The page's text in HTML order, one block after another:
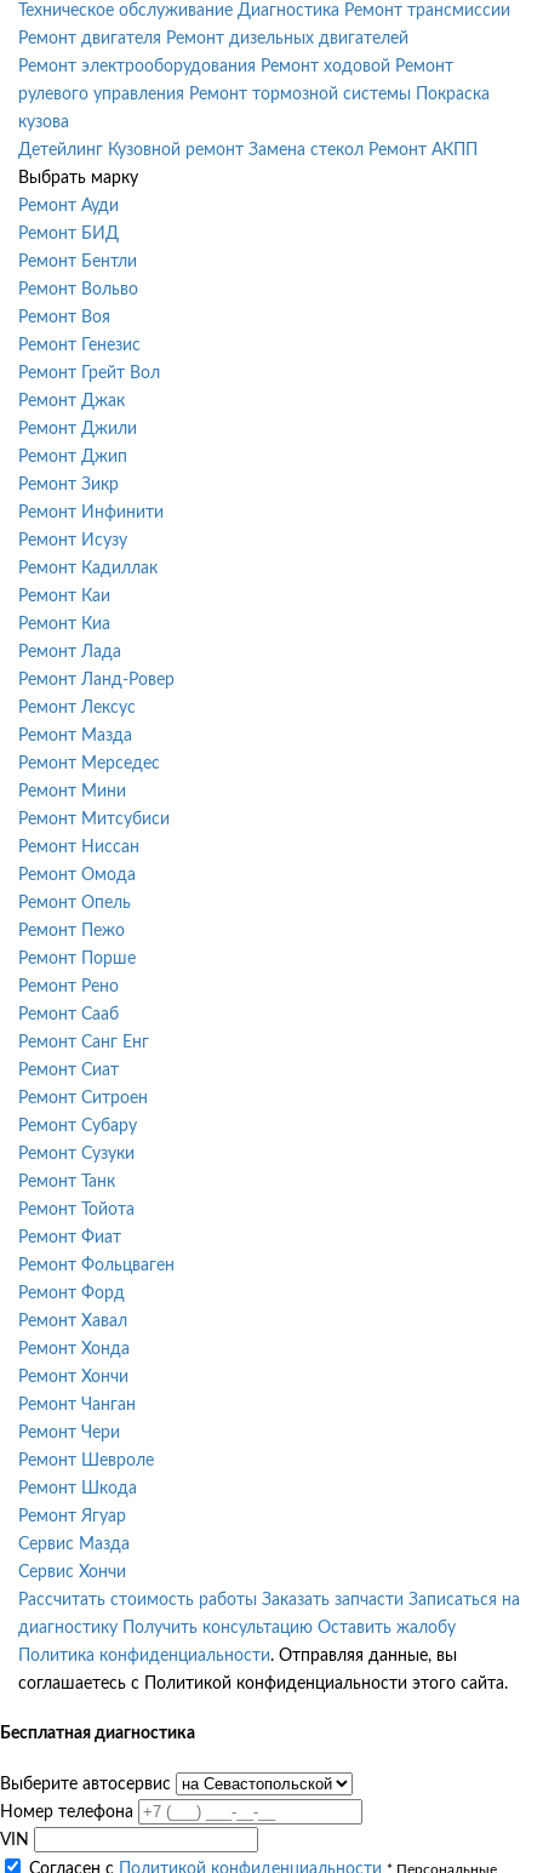
Техническое обслуживание Диагностика Ремонт трансмиссии
Ремонт двигателя Ремонт дизельных двигателей
Ремонт электрооборудования Ремонт ходовой Ремонт
рулевого управления Ремонт тормозной системы
Покраска
кузова
Детейлинг Кузовной ремонт Замена стекол Ремонт АКПП
Выбрать марку
Ремонт Ауди
Ремонт БИД
Ремонт Бентли
Ремонт Вольво
Ремонт Воя
Ремонт Генезис
Ремонт Грейт Вол
Ремонт Джак
Ремонт Джили
Ремонт Джип
Ремонт Зикр
Ремонт Инфинити
Ремонт Исузу
Ремонт Кадиллак
Ремонт Каи
Ремонт Киа
Ремонт Лада
Ремонт Ланд-Ровер
Ремонт Лексус
Ремонт Мазда
Ремонт Мерседес
Ремонт Мини
Ремонт Митсубиси
Ремонт Ниссан
Ремонт Омода
Ремонт Опель
Ремонт Пежо
Ремонт Порше
Ремонт Рено
Ремонт Сааб
Ремонт Санг Енг
Ремонт Сиат
Ремонт Ситроен
Ремонт Субару
Ремонт Сузуки
Ремонт Танк
Ремонт Тойота
Ремонт Фиат
Ремонт Фольцваген
Ремонт Форд
Ремонт Хавал
Ремонт Хонда
Ремонт Хончи
Ремонт Чанган
Ремонт Чери
Ремонт Шевроле
Ремонт Шкода
Ремонт Ягуар
Сервис Мазда
Сервис Хончи
Рассчитать стоимость работы Заказать запчасти Записаться на
диагностику
Получить консультацию Оставить жалобу
Политика конфиденциальности. Отправляя данные, вы
соглашаетесь с Политикой конфиденциальности этого сайта.
Бесплатная диагностика
Выберите автосервис
Номер телефона
VIN
Согласен с
Политикой конфиденциальности * Персональные